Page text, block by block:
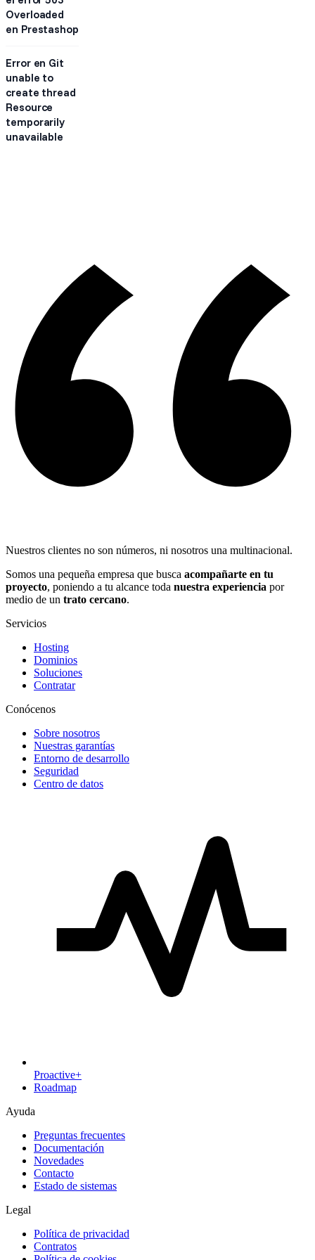
Overloaded
en Prestashop
Error en Git
unable to
create thread
Resource
temporarily
unavailable
Nuestros clientes no son números, ni nosotros una multinacional.
Somos una pequeña empresa que busca acompañarte en tu
proyecto, poniendo a tu alcance toda nuestra experiencia por
medio de un trato cercano.
Servicios
Hosting
Dominios
Soluciones
Contratar
Conócenos
Sobre nosotros
Nuestras garantías
Entorno de desarrollo
Seguridad
Centro de datos
Proactive+
Roadmap
Ayuda
Preguntas frecuentes
Documentación
Novedades
Contacto
Estado de sistemas
Legal
Política de privacidad
Contratos